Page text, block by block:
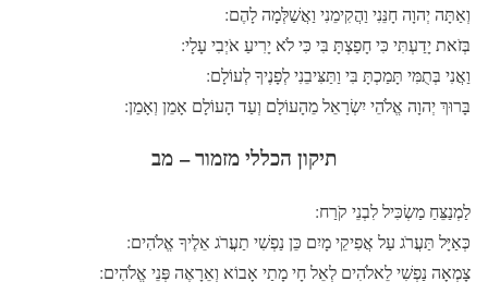
וְאַתָּה יְהוָה חָנֵּנִי וַהֲקִימֵנִי וַאֲשַׁלְּמָה לָהֶם:
בְּזֹאת יָדַעְתִּי כִּי חָפַצְתָּ בִּי כִּי לֹא יָרִיעַ אֹיְבִי עָלָי:
וַאֲנִי בְּתֻמִּי תָּמַכְתָּ בִּי וַתַּצִּיבֵנִי לְפָנֶיךָ לְעוֹלָם:
בָּרוּךְ יְהוָה אֱלֹהֵי יִשְׂרָאֵל מֵהָעוֹלָם וְעַד הָעוֹלָם אָמֵן וְאָמֵן:
תיקון הכללי מזמור – מב
לַמְנַצֵּחַ מַשְׂכִּיל לִבְנֵי קֹרַח:
כְּאַיָּל תַּעֲרֹג עַל אֲפִיקֵי מָיִם כֵּן נַפְשִׁי תַעֲרֹג אֵלֶיךָ אֱלֹהִים:
צָמְאָה נַפְשִׁי לֵאלֹהִים לְאֵל חָי מָתַי אָבוֹא וְאֵרָאֶה פְּנֵי אֱלֹהִים: